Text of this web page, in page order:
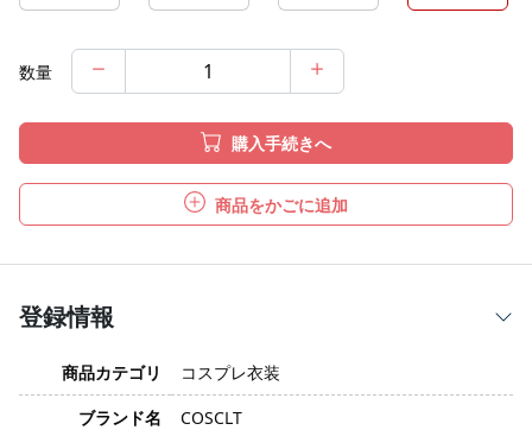
数量
購入手続きへ
商品をかごに追加
登録情報
商品カテゴリ
コスプレ衣装
ブランド名
COSCLT